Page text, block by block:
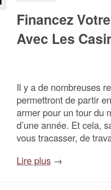
Financez
Avec Les
Il y a de nombreuses
permettront de partir
armer pour un tour du
d’une année. Et cela,
vous tracasser, de
Lire plus →